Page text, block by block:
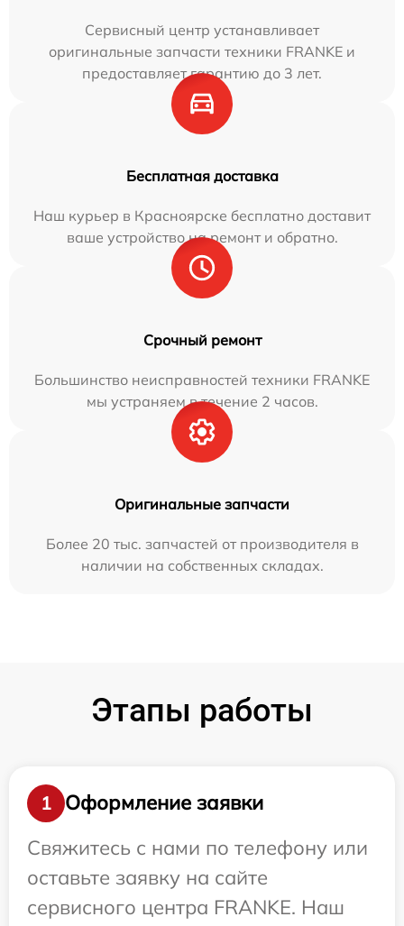
Сервисный центр устанавливает
оригинальные запчасти техники FRANKE и
предоставляет гарантию до 3 лет.
Бесплатная доставка
Наш курьер в Красноярске бесплатно доставит
ваше устройство на ремонт и обратно.
Срочный ремонт
Большинство неисправностей техники FRANKE
мы устраняем в течение 2 часов.
Оригинальные запчасти
Более 20 тыс. запчастей от производителя в
наличии на собственных складах.
Этапы работы
1
Оформление заявки
Свяжитесь с нами по телефону или
оставьте заявку на сайте
сервисного центра FRANKE. Наш